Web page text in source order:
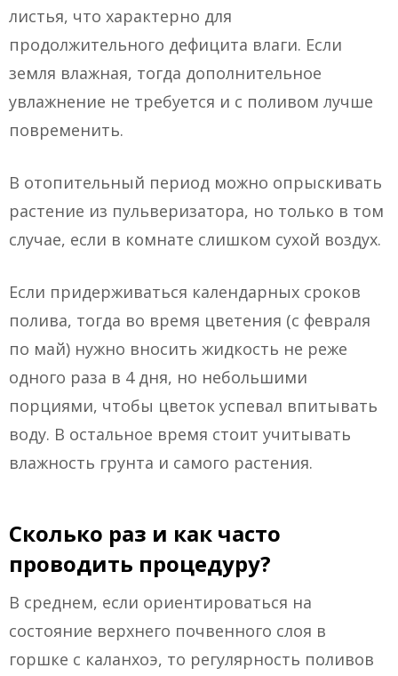
листья, что характерно для
продолжительного дефицита влаги. Если
земля влажная, тогда дополнительное
увлажнение не требуется и с поливом лучше
повременить.
В отопительный период можно опрыскивать
растение из пульверизатора, но только в том
случае, если в комнате слишком сухой воздух.
Если придерживаться календарных сроков
полива, тогда во время цветения (с февраля
по май) нужно вносить жидкость не реже
одного раза в 4 дня, но небольшими
порциями, чтобы цветок успевал впитывать
воду. В остальное время стоит учитывать
влажность грунта и самого растения.
Сколько раз и как часто
проводить процедуру?
В среднем, если ориентироваться на
состояние верхнего почвенного слоя в
горшке с каланхоэ, то регулярность поливов